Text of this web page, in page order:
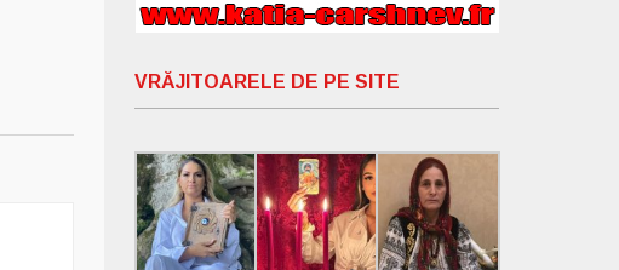
VRĂJITOARELE DE PE SITE